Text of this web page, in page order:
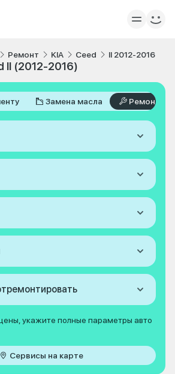
Ремонт KIA Ceed II 2012-2016
II (2012-2016)
Замена масла Ремонт
укажите полные параметры авто
Сервисы на карте